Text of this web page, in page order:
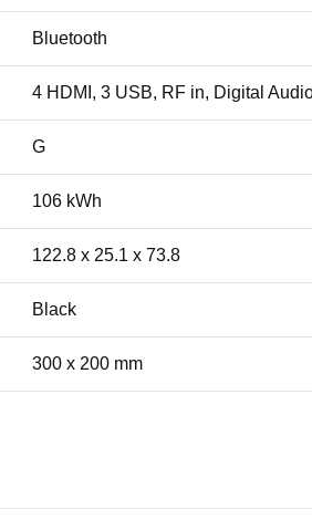
Bluetooth
4 HDMI, 3 USB, RF in, Digital
G
106 kWh
122.8 x 25.1 x 73.8
Black
300 x 200 mm